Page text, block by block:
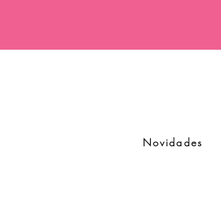
Novidades